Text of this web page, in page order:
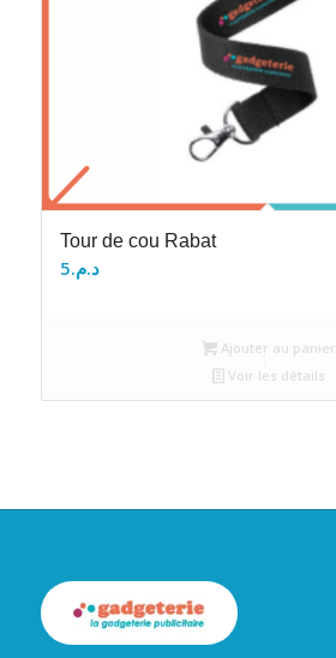
Tour de cou Rabat
د.م.5
Ajouter au panier
Voir les détails